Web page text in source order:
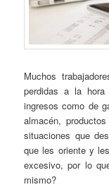
Muchos
perdidas a la
ingresos como de
almacén,
situaciones que
que les oriente y
excesivo, por lo
mismo?